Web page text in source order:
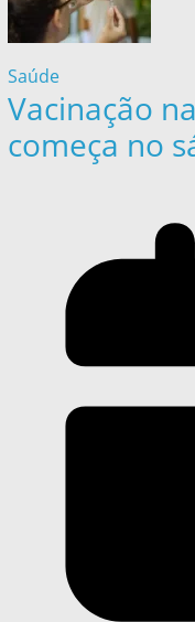
Saúde
Vacinação
começa no